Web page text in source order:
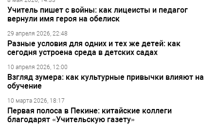
Учитель пишет с войны: как лицеисты и педагог
вернули имя героя на обелиск
29 апреля 2026, 22:48
Разные условия для одних и тех же детей: как
сегодня устроена среда в детских садах
10 апреля 2026, 12:00
Взгляд зумера: как культурные привычки влияют на
обучение
10 марта 2026, 18:17
Первая полоса в Пекине: китайские коллеги
благодарят «Учительскую газету»